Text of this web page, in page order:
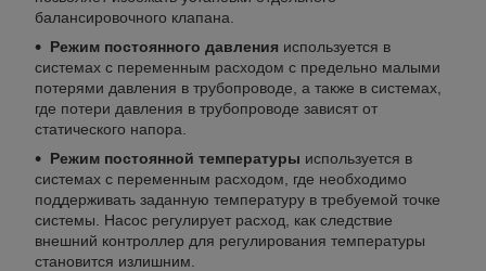
балансировочного клапана.
Режим постоянного давления используется в
системах с переменным расходом с предельно малыми
потерями давления в трубопроводе, а также в системах,
где потери давления в трубопроводе зависят от
статического напора.
Режим постоянной температуры используется в
системах с переменным расходом, где необходимо
поддерживать заданную температуру в требуемой точке
системы. Насос регулирует расход, как следствие
внешний контроллер для регулирования температуры
становится излишним.